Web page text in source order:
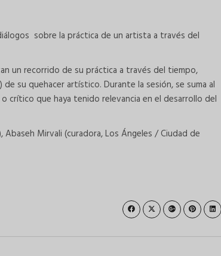
sobre la práctica de un artista a través del
un recorrido de su práctica a través del tiempo,
su quehacer artístico. Durante la sesión, se suma al
crítico que haya tenido relevancia en el desarrollo del
Mirvali (curadora, Los Ángeles / Ciudad de